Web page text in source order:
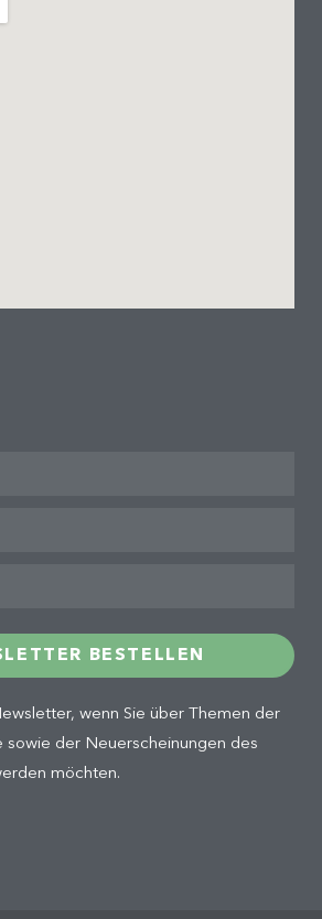
BESTELLEN
wenn Sie über Themen der
sowie der Neuerscheinungen des
möchten.